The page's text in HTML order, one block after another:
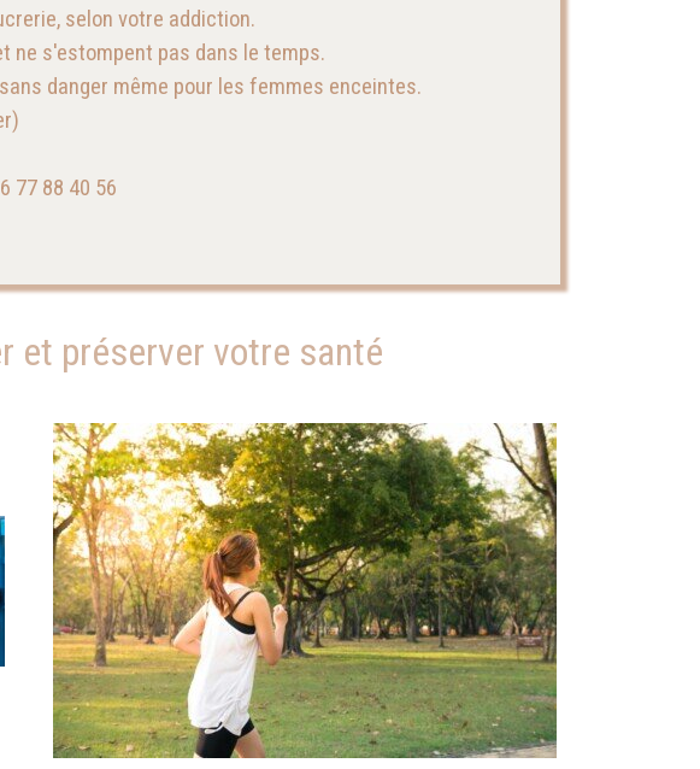
selon votre addiction.
s'estompent pas dans le temps.
danger même pour les femmes enceintes.
77 88 40 56
et préserver votre santé